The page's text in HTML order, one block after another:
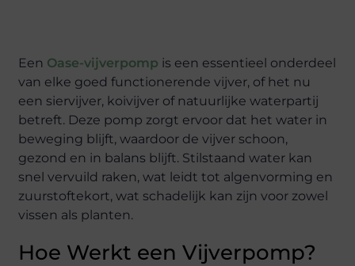
Een Oase-vijverpomp is een essentieel onderdeel
van elke goed functionerende vijver, of het nu
een siervijver, koivijver of natuurlijke waterpartij
betreft. Deze pomp zorgt ervoor dat het water in
beweging blijft, waardoor de vijver schoon,
gezond en in balans blijft. Stilstaand water kan
snel vervuild raken, wat leidt tot algenvorming en
zuurstoftekort, wat schadelijk kan zijn voor zowel
vissen als planten.
Hoe Werkt een Vijverpomp?